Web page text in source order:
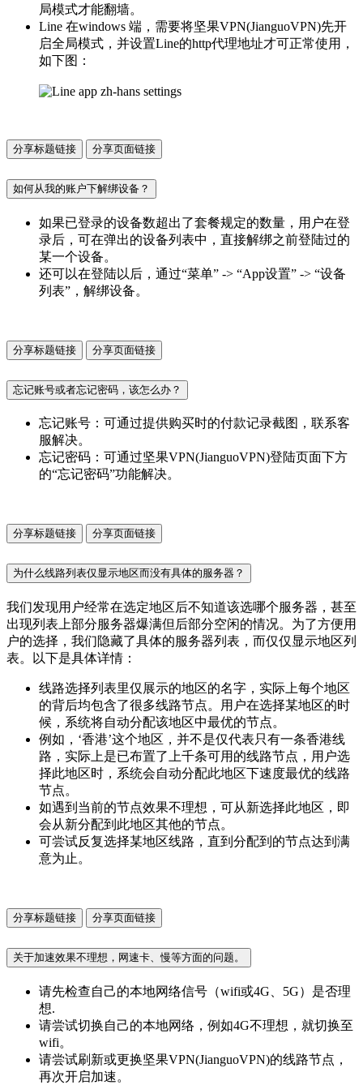
局模式才能翻墙。
Line 在windows 端，需要将坚果VPN(JianguoVPN)先开
启全局模式，并设置Line的http代理地址才可正常使用，
如下图：
分享标题链接 分享页面链接
如何从我的账户下解绑设备？
如果已登录的设备数超出了套餐规定的数量，用户在登
录后，可在弹出的设备列表中，直接解绑之前登陆过的
某一个设备。
还可以在登陆以后，通过“菜单” -> “App设置” -> “设备
列表”，解绑设备。
分享标题链接 分享页面链接
忘记账号或者忘记密码，该怎么办？
忘记账号：可通过提供购买时的付款记录截图，联系客
服解决。
忘记密码：可通过坚果VPN(JianguoVPN)登陆页面下方
的“忘记密码”功能解决。
分享标题链接 分享页面链接
为什么线路列表仅显示地区而没有具体的服务器？
我们发现用户经常在选定地区后不知道该选哪个服务器，甚至
出现列表上部分服务器爆满但后部分空闲的情况。为了方便用
户的选择，我们隐藏了具体的服务器列表，而仅仅显示地区列
表。以下是具体详情：
线路选择列表里仅展示的地区的名字，实际上每个地区
的背后均包含了很多线路节点。用户在选择某地区的时
候，系统将自动分配该地区中最优的节点。
例如，‘香港’这个地区，并不是仅代表只有一条香港线
路，实际上是已布置了上千条可用的线路节点，用户选
择此地区时，系统会自动分配此地区下速度最优的线路
节点。
如遇到当前的节点效果不理想，可从新选择此地区，即
会从新分配到此地区其他的节点。
可尝试反复选择某地区线路，直到分配到的节点达到满
意为止。
分享标题链接 分享页面链接
关于加速效果不理想，网速卡、慢等方面的问题。
请先检查自己的本地网络信号（wifi或4G、5G）是否理
想.
请尝试切换自己的本地网络，例如4G不理想，就切换至
wifi。
请尝试刷新或更换坚果VPN(JianguoVPN)的线路节点，
再次开启加速。